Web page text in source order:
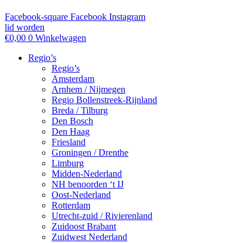
Facebook-square Facebook Instagram
lid worden
€0,00 0 Winkelwagen
Regio’s
Regio’s
Amsterdam
Arnhem / Nijmegen
Regio Bollenstreek-Rijnland
Breda / Tilburg
Den Bosch
Den Haag
Friesland
Groningen / Drenthe
Limburg
Midden-Nederland
NH benoorden ‘t IJ
Oost-Nederland
Rotterdam
Utrecht-zuid / Rivierenland
Zuidoost Brabant
Zuidwest Nederland